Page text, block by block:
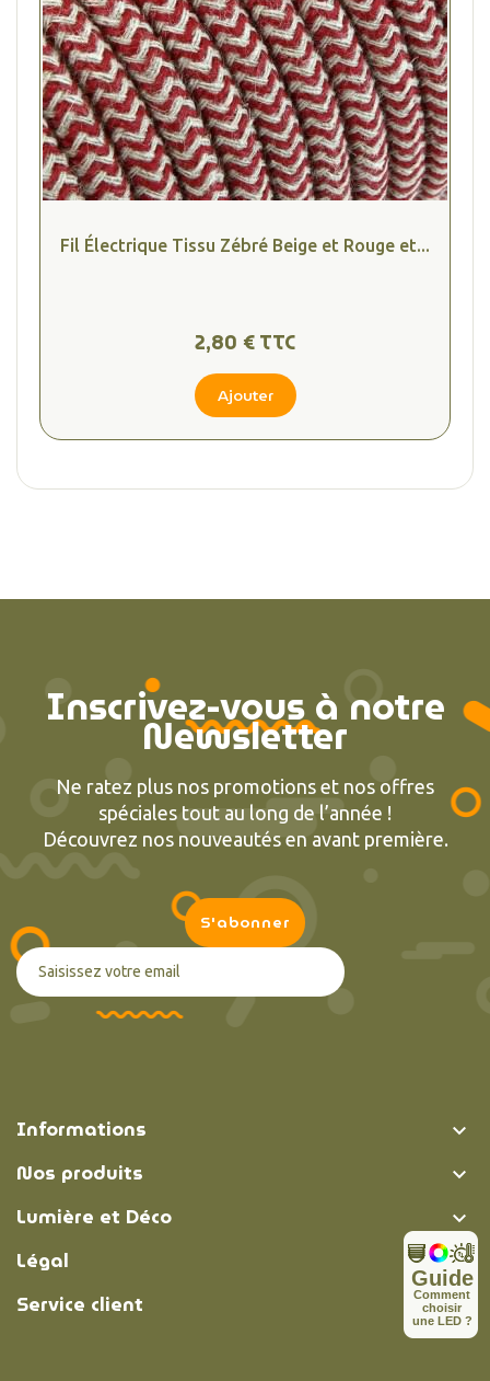
(4
Fil Électrique Tissu Zébré Beige et Rouge et...
2,80 € TTC
Ajouter
Inscrivez-vous à notre
Newsletter
Ne ratez plus nos promotions et nos offres
spéciales tout au long de l’année !
Découvrez nos nouveautés en avant première.
Informations 
Nos produits 
Lumière et Déco 
Légal 
Service client 
Comment
choisir
une LED ?
Guide